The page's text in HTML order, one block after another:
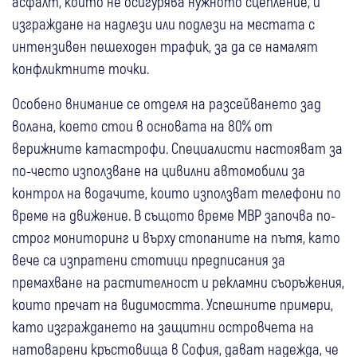
изграждане на надлези или подлези на местата с
интензивен пешеходен трафик, за да се намалят
конфликтните точки.
Особено внимание се отделя на разсейването зад
волана, което стои в основата на 80% от
верижните катастрофи. Специалисти настояват за
по-често използване на цивилни автомобили за
контрол на водачите, които използват телефони по
време на движение. В същото време МВР започва по-
строг мониторинг и върху стопаните на пътя, като
вече са изпратени стотици предписания за
премахване на растителност и рекламни съоръжения,
които пречат на видимостта. Успешните примери,
като изграждането на защитни островчета на
натоварени кръстовища в София, дават надежда, че